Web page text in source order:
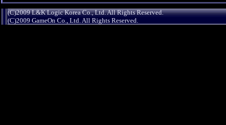
(C)2009 L&K Logic Korea Co., Ltd. All Rights Reserved.
(C)2009 GameOn Co., Ltd. All Rights Reserved.